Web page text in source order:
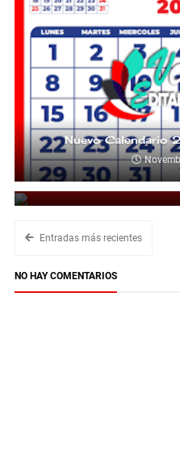
Nuevo Calendario
calendarios 2022 para
Entradas más recientes
NO HAY COMENTARIOS